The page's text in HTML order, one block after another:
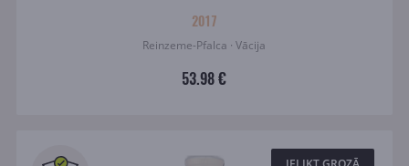
2017
Reinzeme-Pfalca · Vācija
53.98 €